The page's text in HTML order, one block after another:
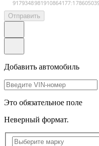
Отправить
Добавить автомобиль
Это обязательное поле
Неверный формат.